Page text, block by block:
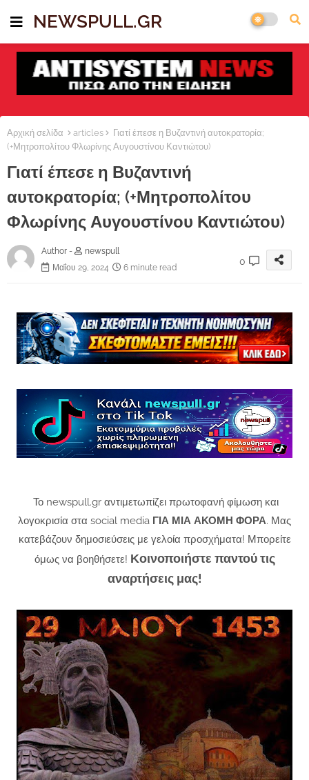
NEWSPULL.GR
Αρχική σελίδα articles
Γιατί έπεσε η Βυζαντινή αυτοκρατορία;
(+Μητροπολίτου Φλωρίνης Αυγουστίνου Καντιώτου)
Γιατί έπεσε η Βυζαντινή
αυτοκρατορία; (+Μητροπολίτου
Φλωρίνης Αυγουστίνου Καντιώτου)
Author -
newspull
Μαΐου 29, 2024
6 minute read
0
Το newspull.gr αντιμετωπίζει πρωτοφανή φίμωση και
λογοκρισία στα social media ΓΙΑ ΜΙΑ ΑΚΟΜΗ ΦΟΡΑ. Μας
κατεβάζουν δημοσιεύσεις με γελοία προσχήματα! Μπορείτε
όμως να βοηθήσετε! Κοινοποιήστε παντού τις
αναρτήσεις μας!